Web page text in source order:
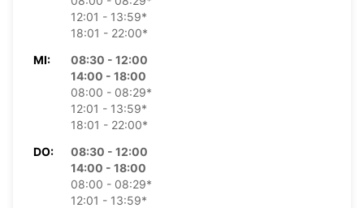
12:01 - 13:59*
18:01 - 22:00*
MI:
08:30 - 12:00
14:00 - 18:00
08:00 - 08:29*
12:01 - 13:59*
18:01 - 22:00*
DO:
08:30 - 12:00
14:00 - 18:00
08:00 - 08:29*
12:01 - 13:59*